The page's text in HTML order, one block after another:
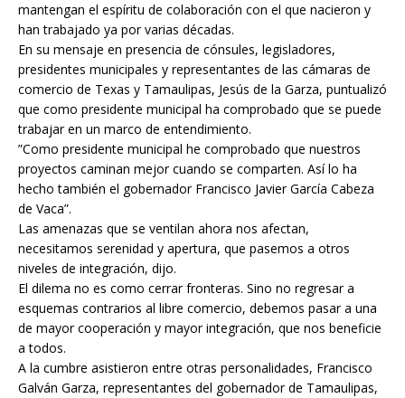
mantengan el espíritu de colaboración con el que nacieron y
han trabajado ya por varias décadas.
En su mensaje en presencia de cónsules, legisladores,
presidentes municipales y representantes de las cámaras de
comercio de Texas y Tamaulipas, Jesús de la Garza, puntualizó
que como presidente municipal ha comprobado que se puede
trabajar en un marco de entendimiento.
”Como presidente municipal he comprobado que nuestros
proyectos caminan mejor cuando se comparten. Así lo ha
hecho también el gobernador Francisco Javier García Cabeza
de Vaca”.
Las amenazas que se ventilan ahora nos afectan,
necesitamos serenidad y apertura, que pasemos a otros
niveles de integración, dijo.
El dilema no es como cerrar fronteras. Sino no regresar a
esquemas contrarios al libre comercio, debemos pasar a una
de mayor cooperación y mayor integración, que nos beneficie
a todos.
A la cumbre asistieron entre otras personalidades, Francisco
Galván Garza, representantes del gobernador de Tamaulipas,